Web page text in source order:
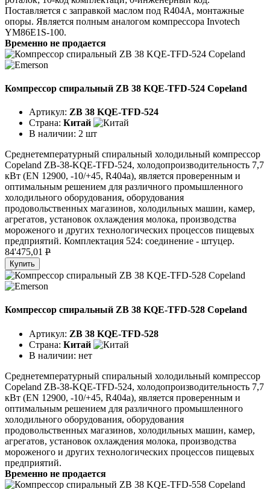
Поставляется с заправкой маслом под R404A, монтажные
опоры. Является полным аналогом компрессора Invotech
YM86E1S-100.
Временно не продается
Компрессор спиральный ZB 38 KQE-TFD-524 Copeland
Артикул: ZB 38 KQE-TFD-524
Страна: Китай
В наличии: 2 шт
Среднетемпературный спиральный холодильный компрессор
Copeland ZB-38-KQE-TFD-524, холодопроизводительность 7,7
кВт (EN 12900, -10/+45, R404a), является проверенным и
оптимальным решением для различного промышленного
холодильного оборудования, оборудования
продовольственных магазинов, холодильных машин, камер,
агрегатов, установок охлаждения молока, производства
мороженого и других технологических процессов пищевых
предприятий. Комплектация 524: соединение - штуцер.
84'475,01 P
Купить
Компрессор спиральный ZB 38 KQE-TFD-528 Copeland
Артикул: ZB 38 KQE-TFD-528
Страна: Китай
В наличии: нет
Среднетемпературный спиральный холодильный компрессор
Copeland ZB-38-KQE-TFD-524, холодопроизводительность 7,7
кВт (EN 12900, -10/+45, R404a), является проверенным и
оптимальным решением для различного промышленного
холодильного оборудования, оборудования
продовольственных магазинов, холодильных машин, камер,
агрегатов, установок охлаждения молока, производства
мороженого и других технологических процессов пищевых
предприятий.
Временно не продается